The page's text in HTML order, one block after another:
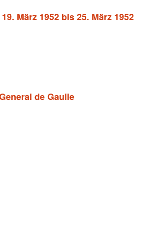
März 1952 bis 25. März 1952
de Gaulle